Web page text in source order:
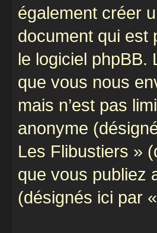
également créer
document qui est
le logiciel phpBB.
que vous nous
mais n’est pas
anonyme
Les Flibustiers »
que vous publiez
(désignés ici par